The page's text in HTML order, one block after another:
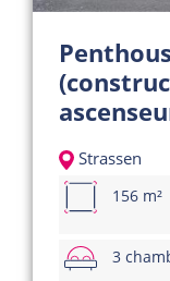
Strassen
156 m²
3